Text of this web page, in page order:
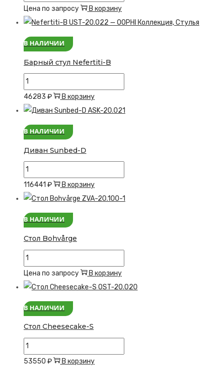
товара
Стол
Цена по запросу В корзину
В НАЛИЧИИ
Барный стул Nefertiti-B
Количество
товара
Барный
Nefertiti-
B
46283 ₽ В корзину
В НАЛИЧИИ
Диван Sunbed-D
Количество
товара
Диван
D
116441 ₽ В корзину
В НАЛИЧИИ
Стол Bohvårge
Количество
товара
Стол
Цена по запросу В корзину
В НАЛИЧИИ
Стол Cheesecake-S
Количество
товара
53550 ₽ В корзину